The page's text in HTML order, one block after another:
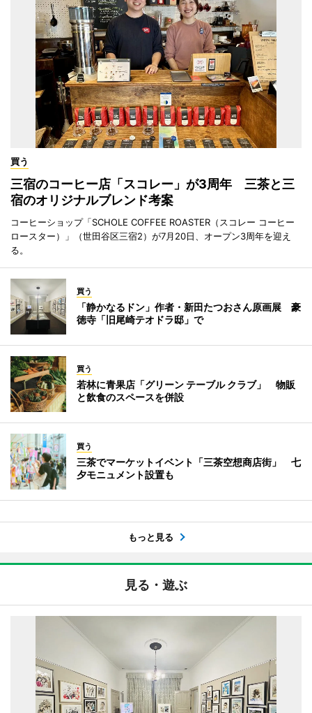
買う
三宿のコーヒー店「スコレー」が3周年 三茶と三
宿のオリジナルブレンド考案
コーヒーショップ「SCHOLE COFFEE ROASTER（スコレー コーヒー
ロースター）」（世田谷区三宿2）が7月20日、オープン3周年を迎え
る。
買う
「静かなるドン」作者・新田たつおさん原画展 豪
徳寺「旧尾崎テオドラ邸」で
買う
若林に青果店「グリーン テーブル クラブ」 物販
と飲食のスペースを併設
買う
三茶でマーケットイベント「三茶空想商店街」 七
夕モニュメント設置も
もっと見る
見る・遊ぶ